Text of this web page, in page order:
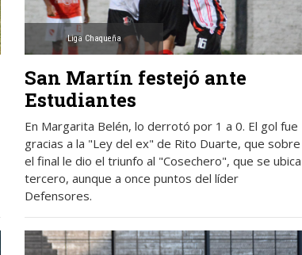
Liga Chaqueña
San Martín festejó ante
Estudiantes
En Margarita Belén, lo derrotó por 1 a 0. El gol fue
gracias a la "Ley del ex" de Rito Duarte, que sobre
el final le dio el triunfo al "Cosechero", que se ubica
tercero, aunque a once puntos del líder
Defensores.